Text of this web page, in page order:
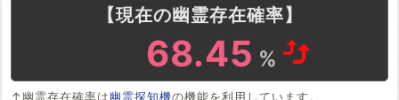
【現在の幽霊存在確率】
68.91 %
↑幽霊存在確率は幽霊探知機の機能を利用しています。